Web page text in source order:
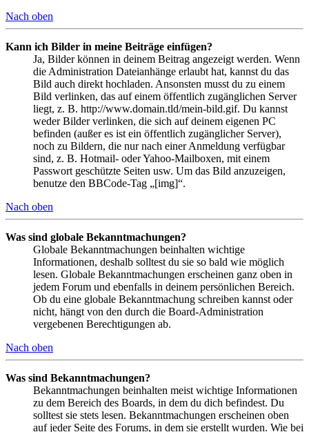
Nach oben
Kann ich Bilder in meine Beiträge einfügen?
Ja, Bilder können in deinem Beitrag angezeigt werden. Wenn
die Administration Dateianhänge erlaubt hat, kannst du das
Bild auch direkt hochladen. Ansonsten musst du zu einem
Bild verlinken, das auf einem öffentlich zugänglichen Server
liegt, z. B. http://www.domain.tld/mein-bild.gif. Du kannst
weder Bilder verlinken, die sich auf deinem eigenen PC
befinden (außer es ist ein öffentlich zugänglicher Server),
noch zu Bildern, die nur nach einer Anmeldung verfügbar
sind, z. B. Hotmail- oder Yahoo-Mailboxen, mit einem
Passwort geschützte Seiten usw. Um das Bild anzuzeigen,
benutze den BBCode-Tag „[img]“.
Nach oben
Was sind globale Bekanntmachungen?
Globale Bekanntmachungen beinhalten wichtige
Informationen, deshalb solltest du sie so bald wie möglich
lesen. Globale Bekanntmachungen erscheinen ganz oben in
jedem Forum und ebenfalls in deinem persönlichen Bereich.
Ob du eine globale Bekanntmachung schreiben kannst oder
nicht, hängt von den durch die Board-Administration
vergebenen Berechtigungen ab.
Nach oben
Was sind Bekanntmachungen?
Bekanntmachungen beinhalten meist wichtige Informationen
zu dem Bereich des Boards, in dem du dich befindest. Du
solltest sie stets lesen. Bekanntmachungen erscheinen oben
auf jeder Seite des Forums, in dem sie erstellt wurden. Wie bei